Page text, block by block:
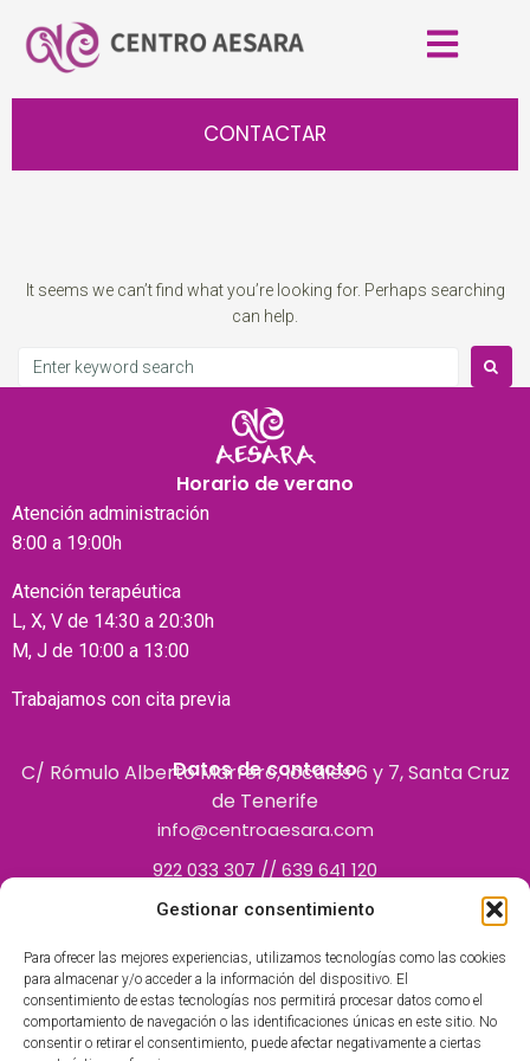
Gestionar consentimiento
Para ofrecer las mejores experiencias, utilizamos tecnologías como las cookies
para almacenar y/o acceder a la información del dispositivo. El
consentimiento de estas tecnologías nos permitirá procesar datos como el
comportamiento de navegación o las identificaciones únicas en este sitio. No
consentir o retirar el consentimiento, puede afectar negativamente a ciertas
CONTACTAR
It seems we can’t find what you’re looking for. Perhaps searching
can help.
Horario de verano
Atención administración
8:00 a 19:00h
Atención terapéutica
L, X, V de 14:30 a 20:30h
M, J de 10:00 a 13:00
Trabajamos con cita previa
Datos de contacto
C/ Rómulo Alberto Marrero, locales 6 y 7, Santa Cruz
de Tenerife
info@centroaesara.com
922 033 307 // 639 641 120